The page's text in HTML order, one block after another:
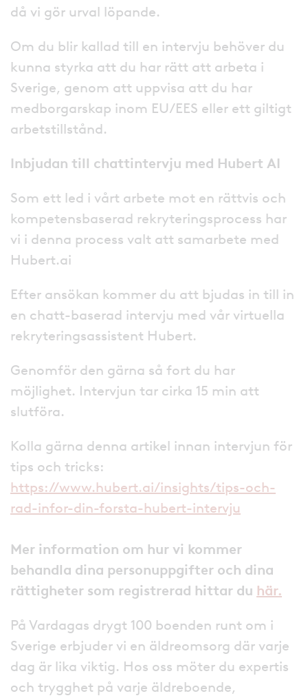
då vi gör urval löpande.
Om du blir kallad till en intervju behöver du
kunna styrka att du har rätt att arbeta i
Sverige, genom att uppvisa att du har
medborgarskap inom EU/EES eller ett giltigt
arbetstillstånd.
Inbjudan till chattintervju med Hubert AI
Som ett led i vårt arbete mot en rättvis och
kompetensbaserad rekryteringsprocess har
vi i denna process valt att samarbete med
Hubert.ai
Efter ansökan kommer du att bjudas in till in
en chatt-baserad intervju med vår virtuella
rekryteringsassistent Hubert.
Genomför den gärna så fort du har
möjlighet. Intervjun tar cirka 15 min att
slutföra.
Kolla gärna denna artikel innan intervjun för
tips och tricks:
https://www.hubert.ai/insights/tips-och-
rad-infor-din-forsta-hubert-intervju
Mer information om hur vi kommer
behandla dina personuppgifter och dina
rättigheter som registrerad hittar du här.
På Vardagas drygt 100 boenden runt om i
Sverige erbjuder vi en äldreomsorg där varje
dag är lika viktig. Hos oss möter du expertis
och trygghet på varje äldreboende,